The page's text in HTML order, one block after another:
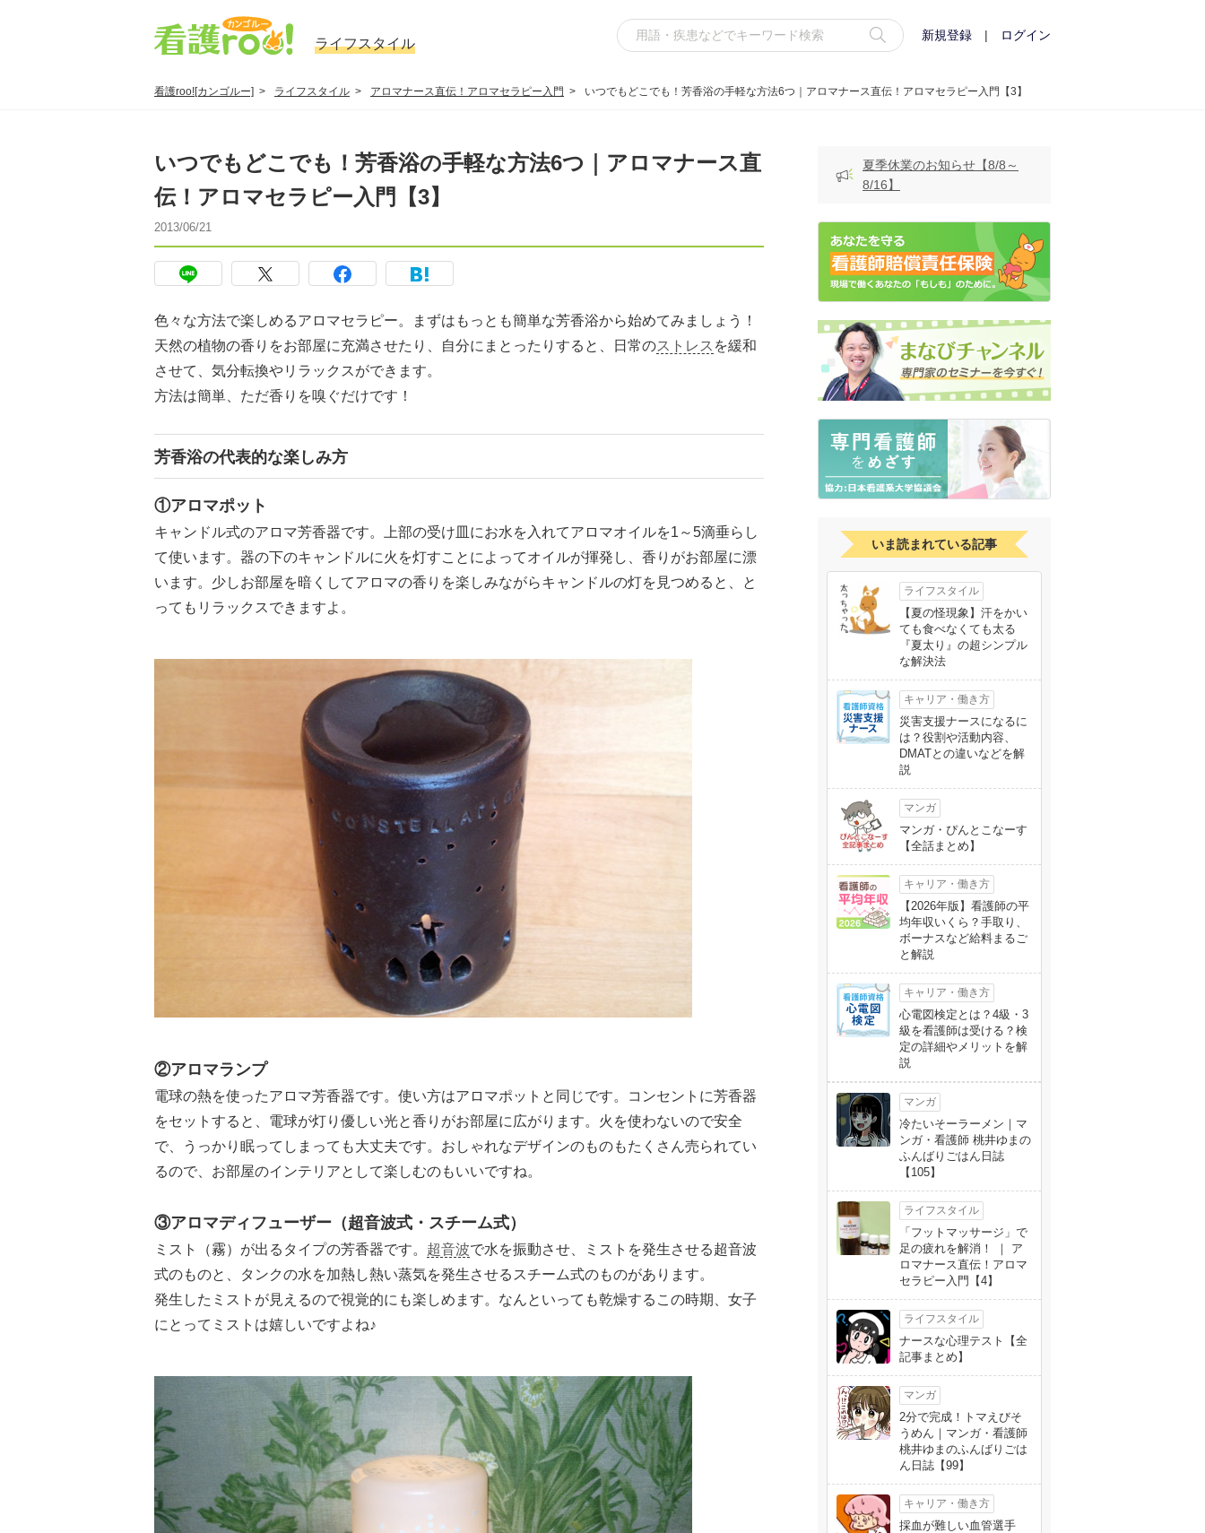
ライフスタイル
新規登録 | ログイン
看護roo![カンゴルー] ライフスタイル アロマナース直伝！アロマセラピー入門 いつでもどこでも！芳香浴の手軽な方法6つ｜アロマナース直伝！アロマセラピー入門【3】
いつでもどこでも！芳香浴の手軽な方法6つ｜アロマナース直
伝！アロマセラピー入門【3】
2013/06/21
色々な方法で楽しめるアロマセラピー。まずはもっとも簡単な芳香浴から始めてみましょう！
天然の植物の香りをお部屋に充満させたり、自分にまとったりすると、日常のストレス を緩和
させて、気分転換やリラックスができます。
方法は簡単、ただ香りを嗅ぐだけです！
芳香浴の代表的な楽しみ方
①アロマポット
キャンドル式のアロマ芳香器です。上部の受け皿にお水を入れてアロマオイルを1～5滴垂らし
て使います。器の下のキャンドルに火を灯すことによってオイルが揮発し、香りがお部屋に漂
います。少しお部屋を暗くしてアロマの香りを楽しみながらキャンドルの灯を見つめると、と
ってもリラックスできますよ。
②アロマランプ
電球の熱を使ったアロマ芳香器です。使い方はアロマポットと同じです。コンセントに芳香器
をセットすると、電球が灯り優しい光と香りがお部屋に広がります。火を使わないので安全
で、うっかり眠ってしまっても大丈夫です。おしゃれなデザインのものもたくさん売られてい
るので、お部屋のインテリアとして楽しむのもいいですね。
③アロマディフューザー（超音波式・スチーム式）
ミスト（霧）が出るタイプの芳香器です。 超音波で水を振動させ、ミストを発生させる超音波
式のものと、タンクの水を加熱し熱い蒸気を発生させるスチーム式のものがあります。
発生したミストが見えるので視覚的にも楽しめます。なんといっても乾燥するこの時期、女子
にとってミストは嬉しいですよね♪
夏季休業のお知らせ【8/8～
8/16】
いま読まれている記事
ライフスタイル
【夏の怪現象】汗をかい
ても食べなくても太る
『夏太り』の超シンプル
な解決法
キャリア・働き方
災害支援ナースになるに
は？役割や活動内容、
DMATとの違いなどを解
説
マンガ
マンガ・ぴんとこなーす
【全話まとめ】
キャリア・働き方
【2026年版】看護師の平
均年収いくら？手取り、
ボーナスなど給料まるご
と解説
キャリア・働き方
心電図検定とは？4級・3
級を看護師は受ける？検
定の詳細やメリットを解
説
マンガ
冷たいそーラーメン｜マ
ンガ・看護師 桃井ゆまの
ふんばりごはん日誌
【105】
ライフスタイル
「フットマッサージ」で
足の疲れを解消！ ｜ ア
ロマナース直伝！アロマ
セラピー入門【4】
ライフスタイル
ナースな心理テスト【全
記事まとめ】
マンガ
2分で完成！トマえびそ
うめん｜マンガ・看護師
桃井ゆまのふんばりごは
ん日誌【99】
キャリア・働き方
採血が難しい血管選手